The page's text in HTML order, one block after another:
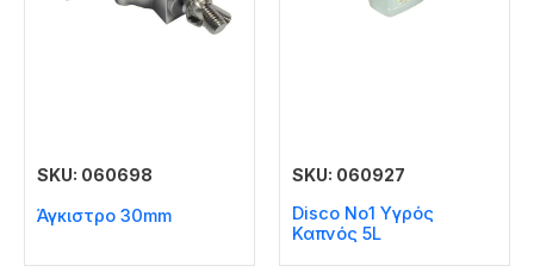
SKU: 060698
Άγκιστρο 30mm
SKU: 060927
Disco No1 Υγρός
Καπνός 5L